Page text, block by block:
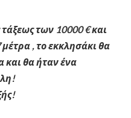
των 10000 € και
, το εκκλησάκι θα
και θα ήταν ένα